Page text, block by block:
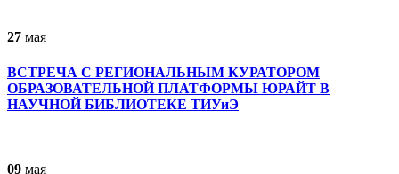
27 мая
ВСТРЕЧА С РЕГИОНАЛЬНЫМ КУРАТОРОМ
ОБРАЗОВАТЕЛЬНОЙ ПЛАТФОРМЫ ЮРАЙТ В
НАУЧНОЙ БИБЛИОТЕКЕ ТИУиЭ
09 мая